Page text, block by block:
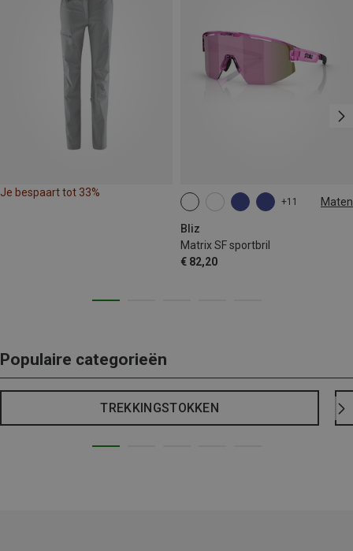
Je bespaart tot 33%
+11 Maten
Bliz
Matrix SF sportbril
€ 82,20
ONE SIZE
Populaire categorieën
TREKKINGSTOKKEN